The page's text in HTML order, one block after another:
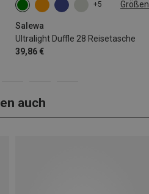
+5 Größen
Salewa
Ultralight Duffle 28 Reisetasche
39,86 €
28L
auch